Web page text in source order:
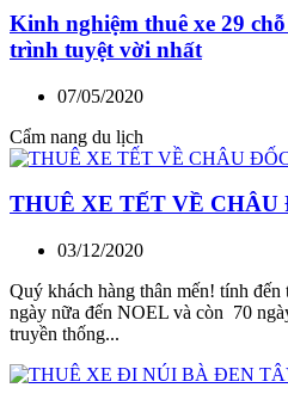
Kinh nghiệm thuê xe 29
trình tuyệt vời nhất
07/05/2020
Cẩm nang du lịch
THUÊ XE TẾT VỀ CHÂU
03/12/2020
Quý khách hàng thân mến! tính đến
ngày nữa đến NOEL và còn 70
truyền thống...